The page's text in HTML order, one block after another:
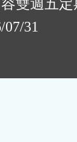
雙週五
07/31